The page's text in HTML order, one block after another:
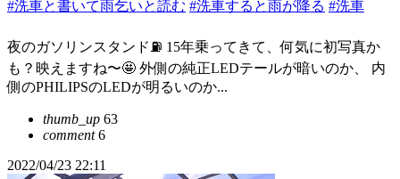
#洗車と書いて雨乞いと読む #洗車すると雨が降る #洗車
夜のガソリンスタンド⛽️ 15年乗ってきて、何気に初写真か
も？映えますね〜🤩 外側の純正LEDテールが暗いのか、 内
側のPHILIPSのLEDが明るいのか...
thumb_up 63
comment6
2022/04/23 22:11